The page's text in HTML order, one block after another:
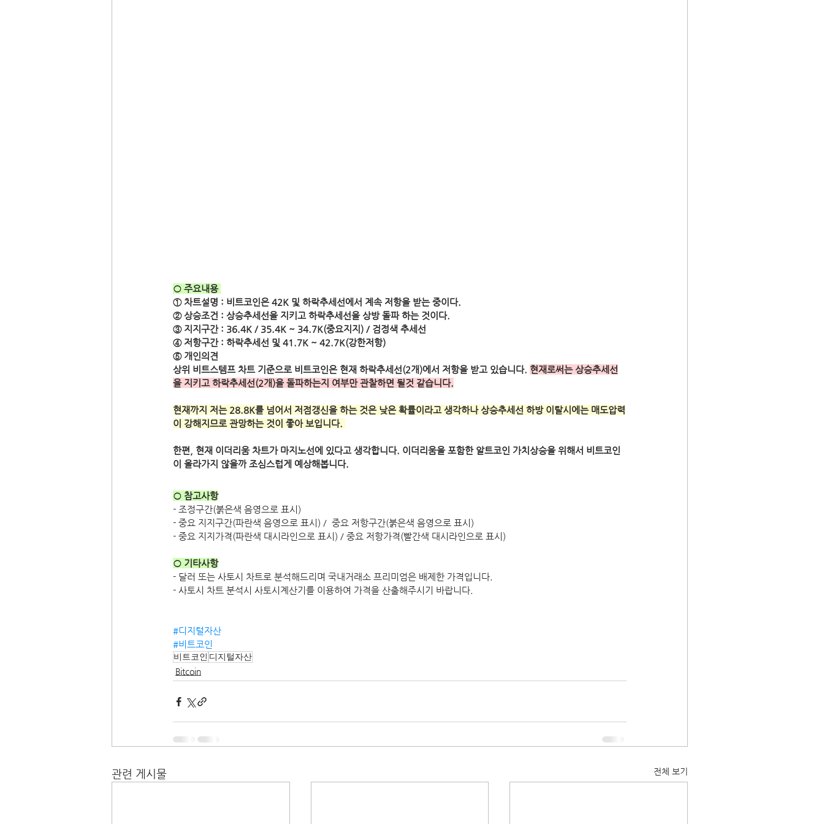
○ 주요내용
① 차트설명 : 비트코인은 42K 및 하락추세선에서 계속 저항을 받는 중이다.
② 상승조건 : 상승추세선을 지키고 하락추세선을 상방 돌파 하는 것이다.
③ 지지구간 : 36.4K / 35.4K ~ 34.7K(중요지지) / 검정색 추세선
④ 저항구간 : 하락추세선 및 41.7K ~ 42.7K(강한저항)
⑤ 개인의견
상위 비트스템프 차트 기준으로 비트코인은 현재 하락추세선(2개)에서 저항을 받고 있습니다. 현재로써는 상승추세선
을 지키고 하락추세선(2개)을 돌파하는지 여부만 관찰하면 될것 같습니다.
현재까지 저는 28.8K를 넘어서 저점갱신을 하는 것은 낮은 확률이라고 생각하나 상승추세선 하방 이탈시에는 매도압력
이 강해지므로 관망하는 것이 좋아 보입니다.
한편, 현재 이더리움 차트가 마지노선에 있다고 생각합니다. 이더리움을 포함한 알트코인 가치상승을 위해서 비트코인
이 올라가지 않을까 조심스럽게 예상해봅니다.
○ 참고사항
- 조정구간(붉은색 음영으로 표시)
- 중요 지지구간(파란색 음영으로 표시) /  중요 저항구간(붉은색 음영으로 표시)
- 중요 지지가격(파란색 대시라인으로 표시) / 중요 저항가격(빨간색 대시라인으로 표시)
○ 기타사항
- 달러 또는 사토시 차트로 분석해드리며 국내거래소 프리미엄은 배제한 가격입니다.
- 사토시 차트 분석시 사토시계산기를 이용하여 가격을 산출해주시기 바랍니다.
#디지털자산
#비트코인
비트코인 디지털자산
Bitcoin
관련 게시물 전체 보기